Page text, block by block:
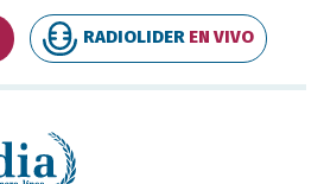
RADIOLIDER EN VIVO